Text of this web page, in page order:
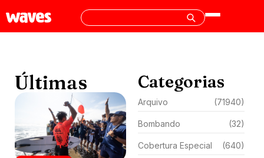
Últimas Categorias
Arquivo (71940)
Bombando (32)
Cobertura Especial (640)